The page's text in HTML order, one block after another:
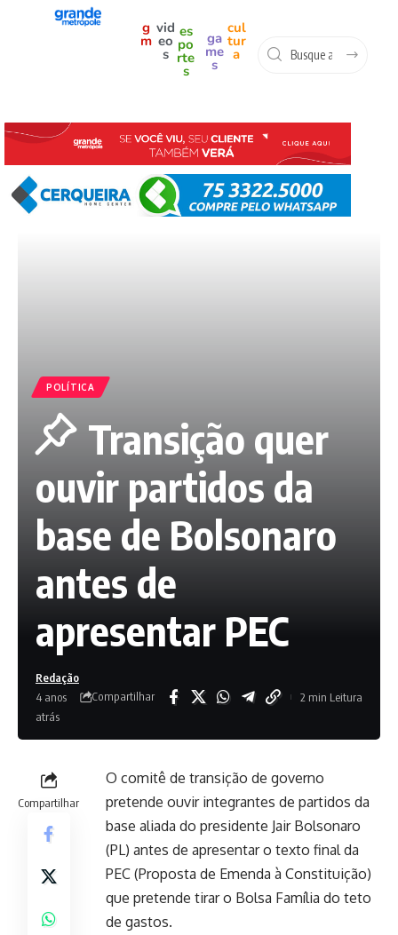
g
m
vid
eo
s
es
po
rte
s
ga
me
s
cul
tur
a
POLÍTICA
Transição quer
ouvir partidos da
base de Bolsonaro
antes de
apresentar PEC
Redação
4 anos
atrás
Compartilhar 2 min Leitura
Compartilhar
O comitê de transição de governo
pretende ouvir integrantes de partidos da
base aliada do presidente Jair Bolsonaro
(PL) antes de apresentar o texto final da
PEC (Proposta de Emenda à Constituição)
que pretende tirar o Bolsa Família do teto
de gastos.